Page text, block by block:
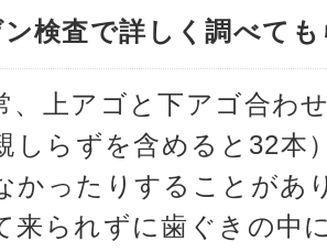
検査で詳しく調べて
、上アゴと下アゴ合わ
しらずを含めると32本
かったりすることがあ
来られずに歯ぐきの中